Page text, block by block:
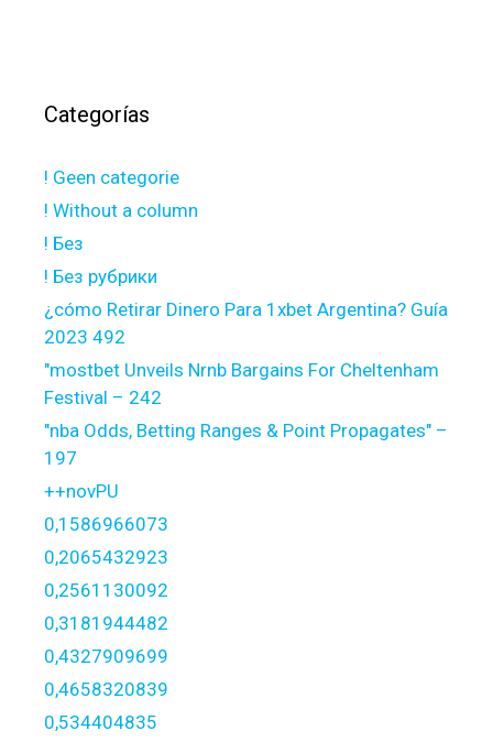
Categorías
! Geen categorie
! Without a column
! Без
! Без рубрики
¿cómo Retirar Dinero Para 1xbet Argentina? Guía
2023 492
"mostbet Unveils Nrnb Bargains For Cheltenham
Festival – 242
"nba Odds, Betting Ranges & Point Propagates" –
197
++novPU
0,1586966073
0,2065432923
0,2561130092
0,3181944482
0,4327909699
0,4658320839
0,534404835